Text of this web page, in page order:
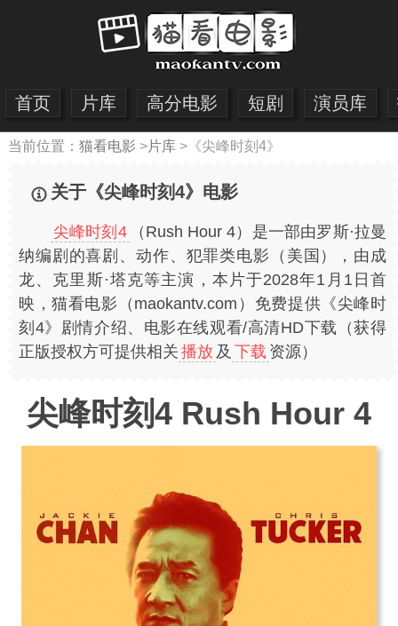
首页 片库 高分电影 短剧 演员库
当前位置： 猫看电影 >片库>《尖峰时刻4》
关于《尖峰时刻4》电影
尖峰时刻4
（Rush Hour 4）是一部由罗斯·拉曼
纳编剧的喜剧、动作、犯罪类电影（美国），由成
龙、克里斯·塔克等主演，本片于2028年1月1日首
映，猫看电影（maokantv.com）免费提供《尖峰时
刻4》剧情介绍、电影在线观看/高清HD下载（获得
正版授权方可提供相关 播放 及 下载 资源）
尖峰时刻4 Rush Hour 4